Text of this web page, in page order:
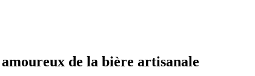
de la bière artisanale